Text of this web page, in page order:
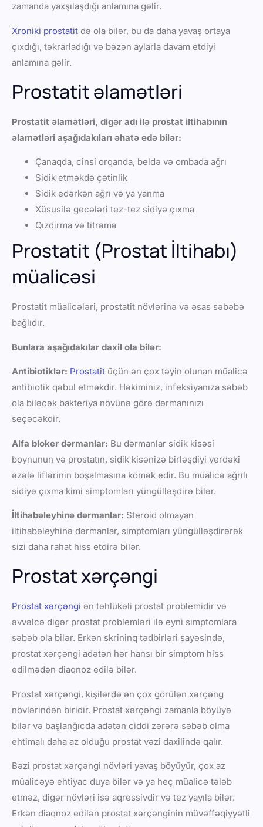
zamanda yaxşılaşdığı anlamına gəlir.
Xroniki prostatit də ola bilər, bu da daha yavaş ortaya
çıxdığı, təkrarladığı və bəzən aylarla davam etdiyi
anlamına gəlir.
Prostatit əlamətləri
Prostatit əlamətləri, digər adı ilə prostat iltihabının
əlamətləri aşağıdakıları əhatə edə bilər:
Çanaqda, cinsi orqanda, beldə və ombada ağrı
Sidik etməkdə çətinlik
Sidik edərkən ağrı və ya yanma
Xüsusilə gecələri tez-tez sidiyə çıxma
Qızdırma və titrəmə
Prostatit (Prostat İltihabı)
müalicəsi
Prostatit müalicələri, prostatit növlərinə və əsas səbəbə
bağlıdır.
Bunlara aşağıdakılar daxil ola bilər:
Antibiotiklər: Prostatit üçün ən çox təyin olunan müalicə
antibiotik qəbul etməkdir. Həkiminiz, infeksiyanıza səbəb
ola biləcək bakteriya növünə görə dərmanınızı
seçəcəkdir.
Alfa bloker dərmanlar: Bu dərmanlar sidik kisəsi
boynunun və prostatın, sidik kisənizə birləşdiyi yerdəki
əzələ liflərinin boşalmasına kömək edir. Bu müalicə ağrılı
sidiyə çıxma kimi simptomları yüngülləşdirə bilər.
İltihabəleyhinə dərmanlar: Steroid olmayan
iltihabəleyhinə dərmanlar, simptomları yüngülləşdirərək
sizi daha rahat hiss etdirə bilər.
Prostat xərçəngi
Prostat xərçəngi ən təhlükəli prostat problemidir və
əvvəlcə digər prostat problemləri ilə eyni simptomlara
səbəb ola bilər. Erkən skrininq tədbirləri sayəsində,
prostat xərçəngi adətən hər hansı bir simptom hiss
edilmədən diaqnoz edilə bilər.
Prostat xərçəngi, kişilərdə ən çox görülən xərçəng
növlərindən biridir. Prostat xərçəngi zamanla böyüyə
bilər və başlanğıcda adətən ciddi zərərə səbəb olma
ehtimalı daha az olduğu prostat vəzi daxilində qalır.
Bəzi prostat xərçəngi növləri yavaş böyüyür, çox az
müalicəyə ehtiyac duya bilər və ya heç müalicə tələb
etməz, digər növləri isə aqressivdir və tez yayıla bilər.
Erkən diaqnoz edilən prostat xərçənginin müvəffəqiyyətli